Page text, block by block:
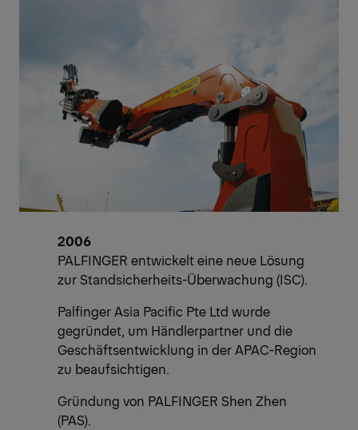
2006
PALFINGER entwickelt eine neue Lösung
zur Standsicherheits-Überwachung (ISC).
Palfinger Asia Pacific Pte Ltd wurde
gegründet, um Händlerpartner und die
Geschäftsentwicklung in der APAC-Region
zu beaufsichtigen.
Gründung von PALFINGER Shen Zhen
(PAS).